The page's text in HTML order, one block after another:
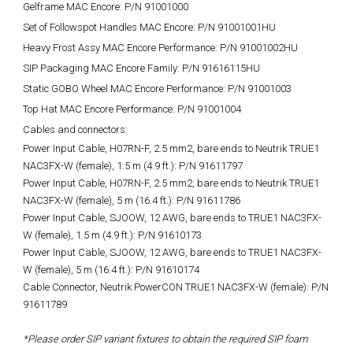
Gelframe MAC Encore: P/N 91001000
Set of Followspot Handles MAC Encore: P/N 91001001HU
Heavy Frost Assy MAC Encore Performance: P/N 91001002HU
SIP Packaging MAC Encore Family: P/N 91616115HU
Static GOBO Wheel MAC Encore Performance: P/N 91001003
Top Hat MAC Encore Performance: P/N 91001004
Cables and connectors:
Power Input Cable, H07RN-F, 2.5 mm2, bare ends to Neutrik TRUE1
NAC3FX-W (female), 1.5 m (4.9 ft.): P/N 91611797
Power Input Cable, H07RN-F, 2.5 mm2, bare ends to Neutrik TRUE1
NAC3FX-W (female), 5 m (16.4 ft.): P/N 91611786
Power Input Cable, SJOOW, 12 AWG, bare ends to TRUE1 NAC3FX-
W (female), 1.5 m (4.9 ft.): P/N 91610173
Power Input Cable, SJOOW, 12 AWG, bare ends to TRUE1 NAC3FX-
W (female), 5 m (16.4 ft.): P/N 91610174
Cable Connector, Neutrik PowerCON TRUE1 NAC3FX-W (female): P/N
91611789
*Please order SIP variant fixtures to obtain the required SIP foam